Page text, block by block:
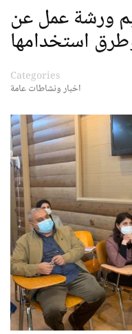
ورشة عمل عن
استخدامها
Categories
اخبار ونشاطات عامة